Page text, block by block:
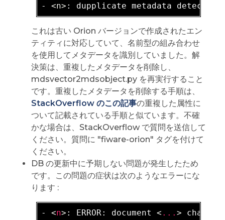
- <n> : dupplicate metadata detected
これは古い Orion バージョンで作成されたエン
ティティに対応していて、名前型の組み合わせ
を使用してメタデータを識別していました。解
決策は、重複したメタデータを削除し、
mdsvector2mdsobject.py を再実行すること
です。重複したメタデータを削除する手順は、
StackOverflow のこの記事の重複した属性に
ついて記載されている手順と似ています。不確
かな場合は、StackOverflow で質問を送信して
ください。質問に "fiware-orion" タグを付けて
ください。
DB の更新中に予期しない問題が発生したため
です。この問題の症状は次のようなエラーにな
ります :
- <n> : ERROR: document < ...>